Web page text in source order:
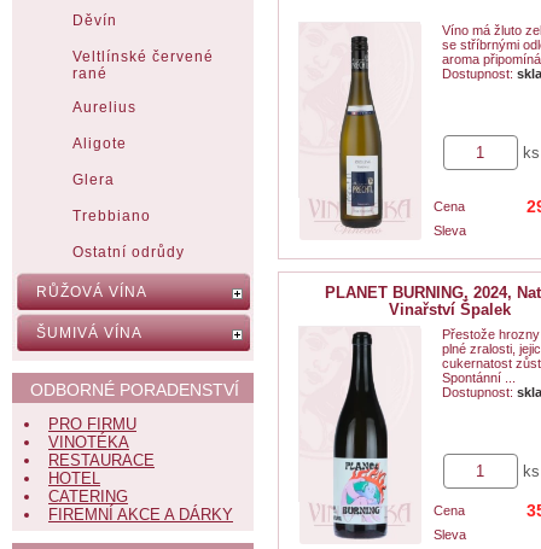
Víno má žluto
se stříbrnými
aroma
Dostupnost:
ks
Cena
Sleva
PLANET BURNING, 2024,
Vinařství Špalek
Přestože
plné zralosti,
cukernatost
Spontánní ...
Dostupnost:
ks
Cena
Sleva
Děvín
Veltlínské červené
rané
Aurelius
Aligote
Glera
Trebbiano
Ostatní odrůdy
RŮŽOVÁ VÍNA
ŠUMIVÁ VÍNA
ODBORNÉ PORADENSTVÍ
PRO FIRMU
VINOTÉKA
RESTAURACE
HOTEL
CATERING
FIREMNÍ AKCE A DÁRKY